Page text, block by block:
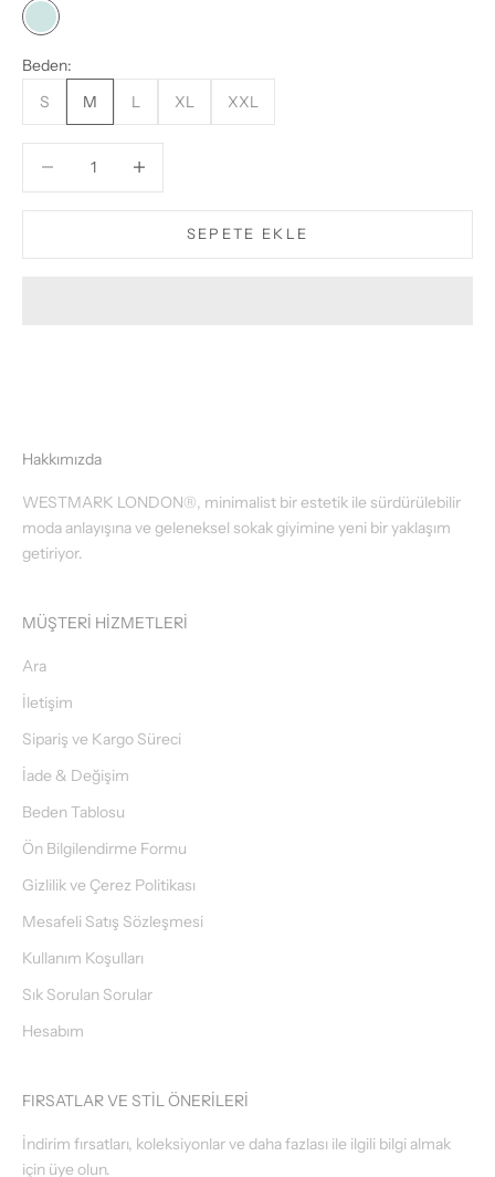
Skylight
Beden:
S
M L XL XXL
SEPETE EKLE
Hakkımızda
WESTMARK LONDON®, minimalist bir estetik ile sürdürülebilir
moda anlayışına ve geleneksel sokak giyimine yeni bir yaklaşım
getiriyor.
MÜŞTERİ HİZMETLERİ
Ara
İletişim
Sipariş ve Kargo Süreci
İade & Değişim
Beden Tablosu
Ön Bilgilendirme Formu
Gizlilik ve Çerez Politikası
Mesafeli Satış Sözleşmesi
Kullanım Koşulları
Sık Sorulan Sorular
Hesabım
FIRSATLAR VE STİL ÖNERİLERİ
İndirim fırsatları, koleksiyonlar ve daha fazlası ile ilgili bilgi almak
için üye olun.